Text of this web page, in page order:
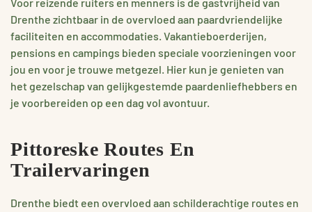
Drenthe zichtbaar in de overvloed aan paardvriendelijke
faciliteiten en accommodaties. Vakantieboerderijen,
pensions en campings bieden speciale voorzieningen voor
jou en voor je trouwe metgezel. Hier kun je genieten van
het gezelschap van gelijkgestemde paardenliefhebbers en
je voorbereiden op een dag vol avontuur.
Pittoreske Routes En
Trailervaringen
Drenthe biedt een overvloed aan schilderachtige routes en